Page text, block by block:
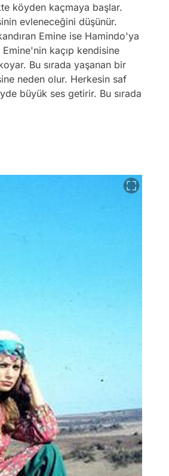
köyden kaçmaya başlar.
evleneceğini düşünür.
Emine ise Hamindo'ya
kaçıp kendisine
Bu sırada yaşanan bir
neden olur. Herkesin saf
büyük ses getirir. Bu sırada